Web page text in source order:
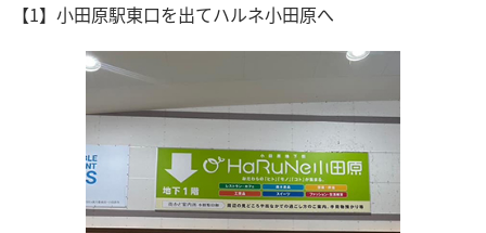
【1】小田原駅東口を出てハルネ小田原へ